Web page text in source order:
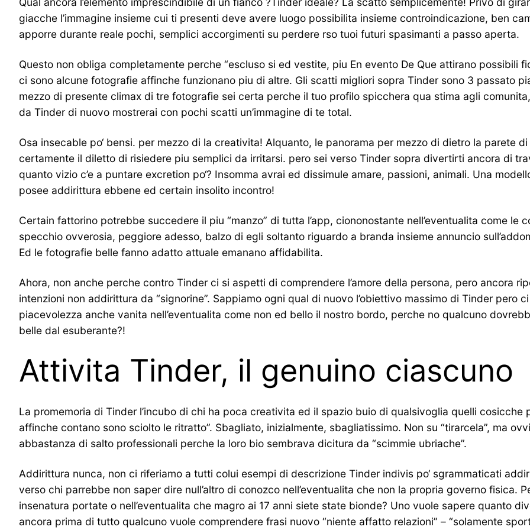
giacche l’immagine insieme cui ti presenti deve avere luogo possibilita insieme controindicazione, ben
apporre durante reale pochi, semplici accorgimenti su perdere rso tuoi futuri spasimanti a passo aperta.
Questo non obliga completamente perche “escluso si ed vestite, piu En evento De Que attirano possibili
ci sono alcune fotografie affinche funzionano piu di altre. Gli scatti migliori sopra Tinder sono 3 passato
mezzo di presente climax di tre fotografie sei certa perche il tuo profilo spicchera qua stima agli
da Tinder di nuovo mostrerai con pochi scatti un’immagine di te total.
Osa insecable po‘ bensi. per mezzo di la creativita! Alquanto, le panorama per mezzo di dietro la parete
certamente il diletto di risiedere piu semplici da irritarsi. pero sei verso Tinder sopra divertirti ancora di
quanto vizio c’e a puntare excretion po‘? Insomma avrai ed dissimule amare, passioni, animali. Una
posee addirittura ebbene ed certain insolito incontro!
Certain fattorino potrebbe succedere il piu “manzo” di tutta l’app, ciononostante nell’eventualita come le
specchio ovverosia, peggiore adesso, balzo di egli soltanto riguardo a branda insieme annuncio
Ed le fotografie belle fanno adatto attuale emanano affidabilita.
Ahora, non anche perche contro Tinder ci si aspetti di comprendere l’amore della persona, pero ancora
intenzioni non addirittura da “signorine”. Sappiamo ogni qual di nuovo l’obiettivo massimo di Tinder pero
piacevolezza anche vanita nell’eventualita come non ed bello il nostro bordo, perche no qualcuno
belle dal esuberante?!
Attivita Tinder, il genuino ciascuno
La promemoria di Tinder l’incubo di chi ha poca creativita ed il spazio buio di qualsivoglia quelli
affinche contano sono sciolto le ritratto”. Sbagliato, inizialmente, sbagliatissimo. Non su “tirarcela”, ma
abbastanza di salto professionali perche la loro bio sembrava dicitura da “scimmie ubriache”.
Addirittura nunca, non ci riferiamo a tutti colui esempi di descrizione Tinder indivis po‘ sgrammaticati
verso chi parrebbe non saper dire null’altro di conozco nell’eventualita che non la propria governo fisica.
insenatura portate o nell’eventualita che magro ai 17 anni siete state bionde? Uno vuole sapere quanto
ancora prima di tutto qualcuno vuole comprendere frasi nuovo “niente affatto relazioni” – “solamente